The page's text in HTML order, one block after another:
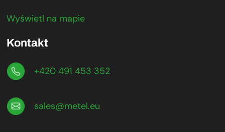
Wyświetl na mapie
Kontakt
+420 491 453 352
sales@metel.eu